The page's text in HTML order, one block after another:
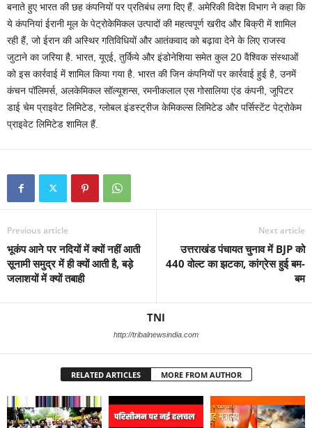
बनाते हुए भारत की छह कंपनियों पर प्रतिबंध लगा दिए हैं. अमेरिकी विदेश विभाग ने कहा कि
ये कंपनियां ईरानी मूल के पेट्रोकेमिकल उत्पादों की महत्वपूर्ण खरीद और बिक्री में शामिल
रही हैं, जो ईरान की अस्थिर गतिविधियों और आतंकवाद को बढ़ावा देने के लिए राजस्व
जुटाने का जरिया है. भारत, यूएई, तुर्किये और इंडोनेशिया समेत कुल 20 वैश्विक संस्थाओं
को इस कार्रवाई में शामिल किया गया है. भारत की जिन कंपनियों पर कार्रवाई हुई है, उनमें
कंचन पॉलिमर्स, अलकेमिकल सॉल्यूशन्स, रमनीकलाल एस गोसालिया एंड कंपनी, जूपिटर
डाई चेम प्राइवेट लिमिटेड, ग्लोबल इंडस्ट्रीज केमिकल्स लिमिटेड और पर्सिस्टेंट पेट्रोकेम
प्राइवेट लिमिटेड शामिल हैं.
Previous article
भूकंप आने पर नदियों में क्यों नहीं आती
सूनामी समुद्र में ही क्यों आती है, बड़े
जलाशयों में क्यों तबाही
Next article
उत्तराखंड पंचायत चुनाव में BJP को
440 वोल्ट का झटका, कांग्रेस हुई बम-
बम
TNI
http://tribalnewsindia.com
RELATED ARTICLES MORE FROM AUTHOR